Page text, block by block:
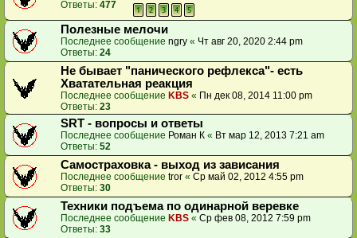
Ответы: 477 1 2 3 4 5
Полезные мелочи
Последнее сообщение ngry « Чт авг 20, 2020 2:44 pm
Ответы: 24
Не бывает "панического рефлекса"- есть
Хватательная реакция
Последнее сообщение KBS « Пн дек 08, 2014 11:00 pm
Ответы: 23
SRT - вопросы и ответы
Последнее сообщение Роман К « Вт мар 12, 2013 7:21 am
Ответы: 52
Самостраховка - выход из зависания
Последнее сообщение tror « Ср май 02, 2012 4:55 pm
Ответы: 30
Техники подъема по одинарной веревке
Последнее сообщение KBS « Ср фев 08, 2012 7:59 pm
Ответы: 33